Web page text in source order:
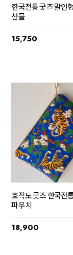
한국전통 굿즈 말인
선물
15,750
호작도 굿즈 한국전
파우치
18,900